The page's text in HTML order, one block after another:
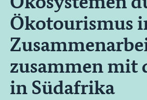
Ökotourismus
zusammen mit
in Südafrika